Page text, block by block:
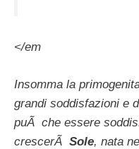
</em
Insomma la
grandi soddisfazioni e
puÃ che essere
crescerÃ Sole, nata